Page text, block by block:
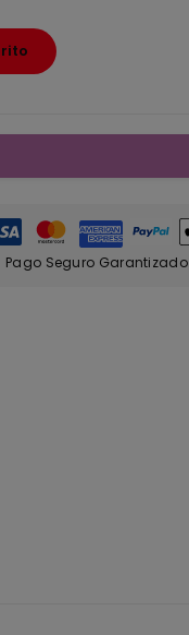
Pago Seguro Garantizado